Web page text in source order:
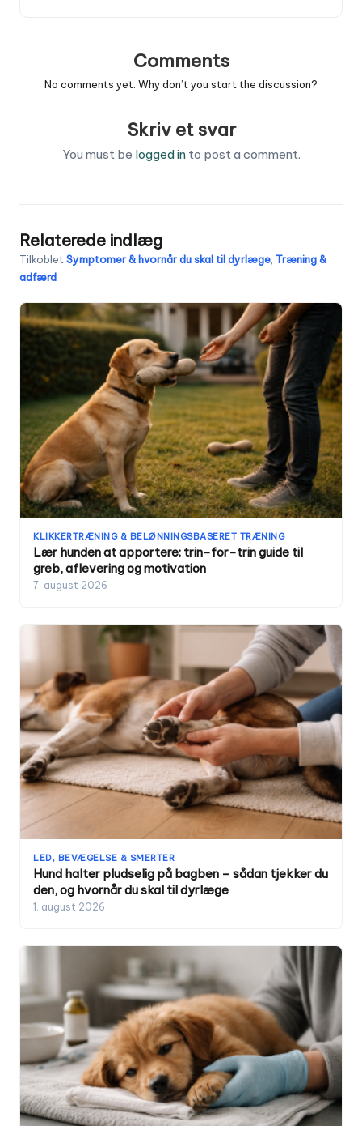
Comments
No comments yet. Why don’t you start the discussion?
Skriv et svar
You must be logged into post a comment.
Relaterede indlæg
Tilkoblet Symptomer & hvornår du skal til dyrlæge Træning &
adfærd
KLIKKERTRÆNING & BELØNNINGSBASERET TRÆNING
Lær hunden at apportere: trin-for-trin guide til
greb, aflevering og motivation
7. august 2026
LED, BEVÆGELSE & SMERTER
Hund halter pludselig på bagben – sådan tjekker du
den, og hvornår du skal til dyrlæge
1. august 2026